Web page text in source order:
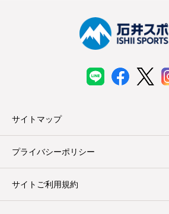
サイトマップ
プライバシーポリシー
サイトご利用規約